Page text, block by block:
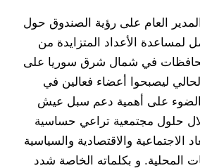
العام على رؤية الصندوق حول
لمساعدة الأعداد المتزايدة من
في شمال شرق سوريا على
ليصبحوا أعضاء فعالين في
على أهمية دعم سبل عيش
حلول مجتمعية تراعي حساسية
الاجتماعية والاقتصادية والسياسية
المحلية. و بكلماته الخاصة شدد